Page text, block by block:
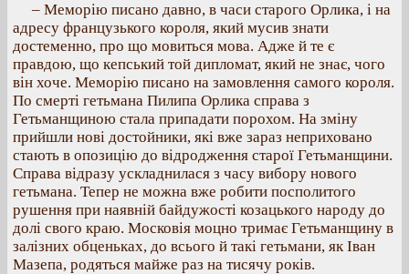
– Меморію писано давно, в часи старого Орлика, і на
адресу французького короля, який мусив знати
достеменно, про що мовиться мова. Адже й те є
правдою, що кепський той дипломат, який не знає, чого
він хоче. Меморію писано на замовлення самого короля.
По смерті гетьмана Пилипа Орлика справа з
Гетьманщиною стала припадати порохом. На зміну
прийшли нові достойники, які вже зараз неприховано
стають в опозицію до відродження старої Гетьманщини.
Справа відразу ускладнилася з часу вибору нового
гетьмана. Тепер не можна вже робити посполитого
рушення при наявній байдужості козацького народу до
долі свого краю. Московія моцно тримає Гетьманщину в
залізних обценьках, до всього й такі гетьмани, як Іван
Мазепа, родяться майже раз на тисячу років.